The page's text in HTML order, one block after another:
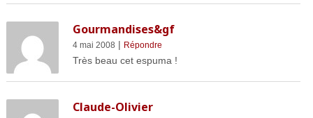
Gourmandises&gf
4 mai 2008 | Répondre
Très beau cet espuma !
Claude-Olivier